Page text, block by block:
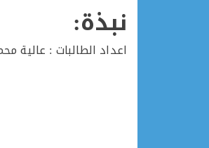
نبذة:
اعداد الطالبات : عالية